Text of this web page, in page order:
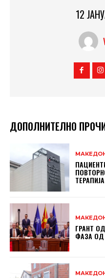
12
ДОПОЛНИТЕЛНО
ТЕРАПИЈА
ГРАНТ
ФАЗА